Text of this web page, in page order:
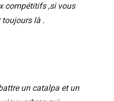
compétitifs ,si vous
là .
un catalpa et un